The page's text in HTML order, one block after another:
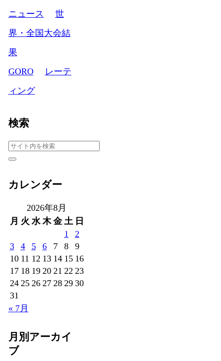
ニュース
世
界・全国大会結
果
GORO
レーテ
ィング
検索
カレンダー
2026年8月
月 火 水 木 金 土 日
1
2
3
4 5 6 7 8
9
10 11 12 13 14 15 16
17 18 19 20 21 22 23
24 25 26 27 28 29 30
31
« 7月
月別アーカイ
ブ